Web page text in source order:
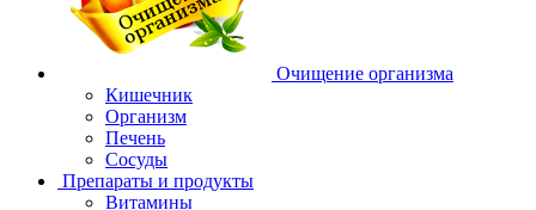
Очищение организма
Кишечник
Организм
Печень
Сосуды
Препараты и продукты
Витамины